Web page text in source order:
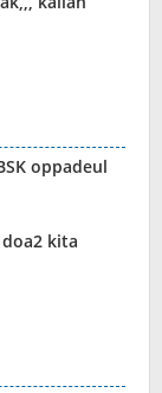
oppadeul
kita